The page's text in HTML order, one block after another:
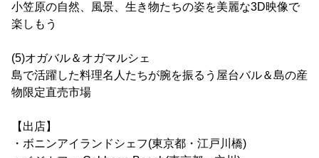
小笠原の自然、風景、生き物たちの姿を美麗な3D映像で
楽しもう
(5)オガバル＆オガマルシェ
島で活躍した料理名人たちが腕を振るう屋台バル＆島の産
物限定直売市場
【出店】
・ボニンアイランドシェフ(東京都・江戸川橋)